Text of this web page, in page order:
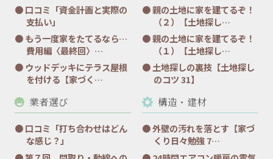
口コミ「資金計画と実際の
支払い」
もう一度家をたてるなら…
費用編〈最終回〉…
ウッドデッキにテラス屋根
を付ける【家づく…
親の土地に家を建てるぞ！
（２）【土地探し…
親の土地に家を建てるぞ！
（１）【土地探し…
土地探しの裏技【土地探し
のコツ 31】
業者選び
口コミ「打ち合わせはどん
な感じ？」
構造・建材
外壁の汚れを落とす【家づ
くり日々勉強 7…